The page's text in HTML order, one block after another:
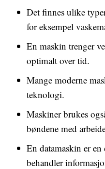
Det finnes ulike
for eksempel
En maskin trenger
optimalt over tid.
Mange moderne
teknologi.
Maskiner brukes
bøndene med
En datamaskin er
behandler